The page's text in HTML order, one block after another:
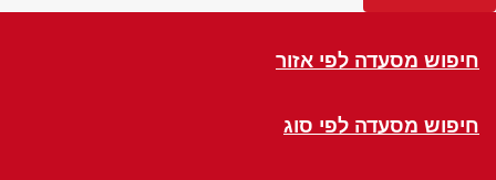
חיפוש מסעדה לפי אזור
חיפוש מסעדה לפי סוג